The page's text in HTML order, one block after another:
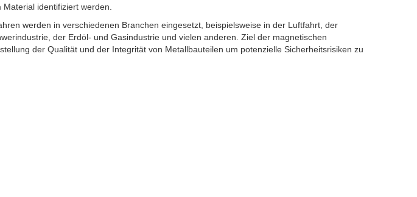
identifiziert werden.
werden in verschiedenen Branchen eingesetzt, beispielsweise in der Luftfahrt, der
der Erdöl- und Gasindustrie und vielen anderen. Ziel der magnetischen
der Qualität und der Integrität von Metallbauteilen um potenzielle Sicherheitsrisiken zu